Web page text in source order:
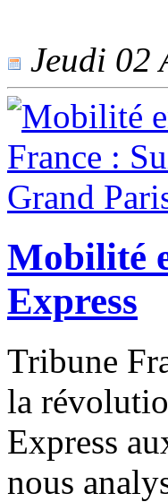
Jeudi 02
Mobilité
Express
Tribune
la
Express
nous